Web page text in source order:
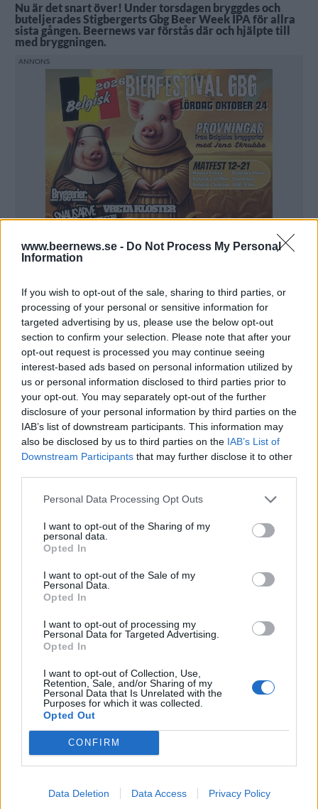
www.beernews.se - Do Not Process My Personal
Information
If you wish to opt-out of the sale, sharing to third parties, or
processing of your personal or sensitive information for
targeted advertising by us, please use the below opt-out
section to confirm your selection. Please note that after your
opt-out request is processed you may continue seeing
interest-based ads based on personal information utilized by
us or personal information disclosed to third parties prior to
your opt-out. You may separately opt-out of the further
disclosure of your personal information by third parties on the
IAB’s list of downstream participants. This information may
also be disclosed by us to third parties on the IAB’s List of
Downstream Participants that may further disclose it to other
Personal Data Processing Opt Outs
I want to opt-out of the Sharing of my
personal data.
Opted In
I want to opt-out of the Sale of my
Personal Data.
Opted In
I want to opt-out of processing my
Personal Data for Targeted Advertising.
Opted In
I want to opt-out of Collection, Use,
Retention, Sale, and/or Sharing of my
Personal Data that Is Unrelated with the
Purposes for which it was collected.
Opted Out
CONFIRM
Data Deletion Data Access Privacy Policy
Nu är det snart över! Under torsdagen bryggdes och
buteljerades Stigbergerts Gbg Beer Week IPA för allra
sista gången. Beernews var förstås där och hjälpte till
med bryggningen.
Få öl har fått sådant genomslag som Gbg Beer Week under
2016. Allt började under ölveckan i Göteborg i april, och
sedan har det bara blivit värre och värre.
Först blev det succe lokalt, sedan spred det sig över landet
och under hösten har det även blivit ett stort intresse
internationellt.
– Det har varit ett roligt år, men det ska bli skoj att brygga
lite annan öl också, säger bryggaren Olle Andersson.
Han har inte koll på hur många batcher det har blivit, men
tror att det har landat på uppemot 20 stycken. Planen från
början var en batch som skulle finnas under ölveckan.
Under torsdagen bryggdes ölen för allra sista gången.
Beernews fick till och med äran att delta i bryggningen.
Kanske ingen avgörande insats, men lite humle hamnade på
kameran.
med sina humliga öl. Men Andersson påpekar att man inte